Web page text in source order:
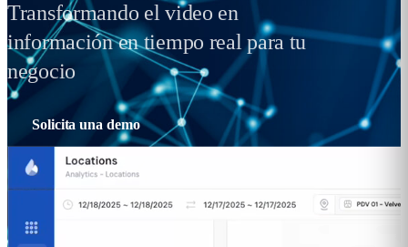
Transformando el video en
información en tiempo real para tu
negocio
Solicita una demo